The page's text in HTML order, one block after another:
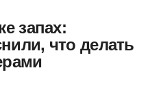
запах:
что делать